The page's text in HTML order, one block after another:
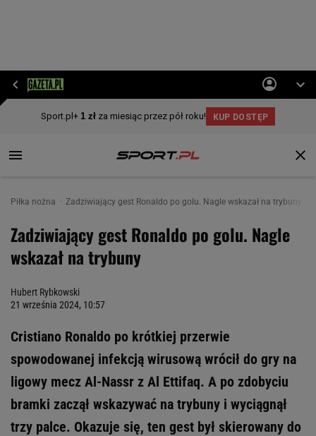
Piłka nożna Zadziwiający gest Ronaldo po golu. Nagle wskazał na trybuny
Zadziwiający gest Ronaldo po golu. Nagle
wskazał na trybuny
Hubert Rybkowski
21 września 2024, 10:57
Cristiano Ronaldo po krótkiej przerwie
spowodowanej infekcją wirusową wrócił do gry na
ligowy mecz Al-Nassr z Al Ettifaq. A po zdobyciu
bramki zaczął wskazywać na trybuny i wyciągnął
trzy palce. Okazuje się, ten gest był skierowany do